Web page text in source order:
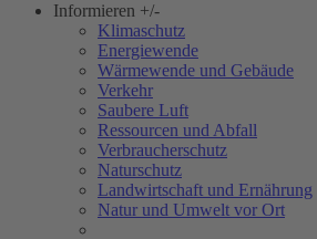
Informieren +/-
Klimaschutz
Energiewende
Wärmewende und Gebäude
Verkehr
Saubere Luft
Ressourcen und Abfall
Verbraucherschutz
Naturschutz
Landwirtschaft und Ernährung
Natur und Umwelt vor Ort